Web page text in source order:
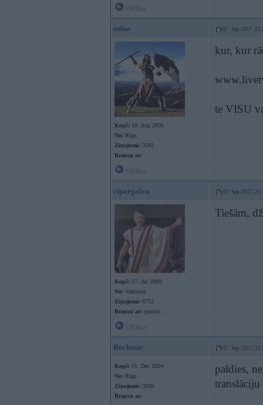
zulus 07. Sep 2017,
Kopš: 18. Aug 2006
No: Rīga
Ziņojumi: 3342
Braucu ar:
kur, kur
te VISU
cipargalva 07. Sep 2017,
Kopš: 07. Jul 2009
No: Valmiera
Ziņojumi: 6752
Braucu ar: quattro
Tiešām,
Rockstar 07. Sep 2017,
Kopš: 11. Dec 2004
No: Rīga
Ziņojumi: 3956
Braucu ar:
paldies,